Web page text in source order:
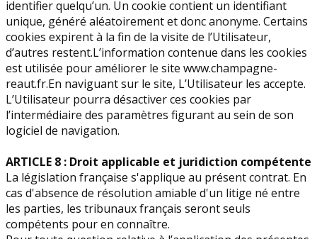
identifier quelqu’un. Un cookie contient un identifiant
unique, généré aléatoirement et donc anonyme. Certains
cookies expirent à la fin de la visite de l’Utilisateur,
d’autres restent.L’information contenue dans les cookies
est utilisée pour améliorer le site www.champagne-
reaut.fr.En naviguant sur le site, L’Utilisateur les accepte.
L’Utilisateur pourra désactiver ces cookies par
l’intermédiaire des paramètres figurant au sein de son
logiciel de navigation.
ARTICLE 8 : Droit applicable et juridiction compétente
La législation française s'applique au présent contrat. En
cas d'absence de résolution amiable d'un litige né entre
les parties, les tribunaux français seront seuls
compétents pour en connaître.